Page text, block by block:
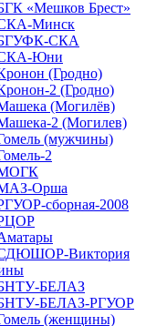
«Мешков Брест»
Минск
СКА
Юни
(Гродно)
2 (Гродно)
(Могилёв)
2 (Могилев)
(мужчины)
2
Орша
сборная-2008
Виктория
БЕЛАЗ
БЕЛАЗ-РГУОР
(женщины)